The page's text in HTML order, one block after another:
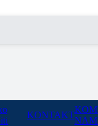
smo besplatnu dostavu za
KONTAKT